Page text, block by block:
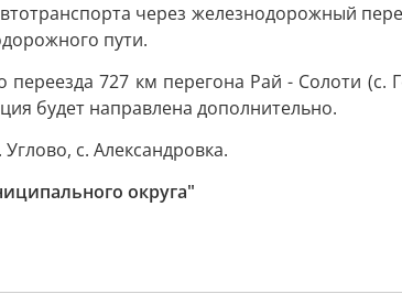
через железнодорожный
пути.
727 км перегона Рай - Солоти
будет направлена дополнительно.
с. Александровка.
округа"